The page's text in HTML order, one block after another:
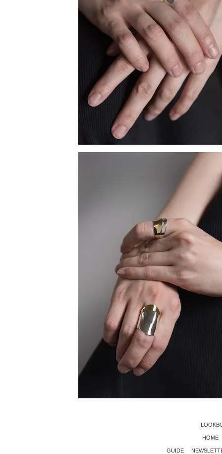
HOME
GUIDE